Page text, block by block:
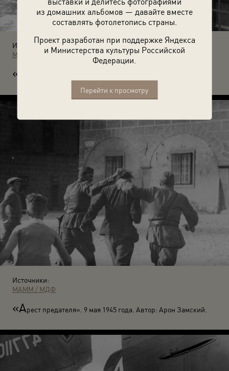
из домашних альбомов — давайте вместе
составлять фотолетопись страны.
Проект разработан при поддержке Яндекса
и Министерства культуры Российской
Федерации.
Перейти к просмотру
Источники:
МАММ / МДФ
«В
Источники:
МАММ / МДФ
«Арест предателя». 9 мая 1945 года. Автор: Арон Замский.